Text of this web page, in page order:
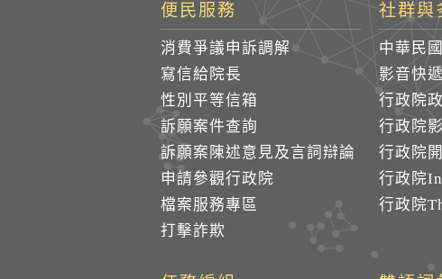
便民服務
消費爭議申訴調解
寫信給院長
性別平等信箱
訴願案件查詢
訴願案陳述意見及言詞辯論
申請參觀行政院
檔案服務專區
打擊詐欺
社群與
中華民
影音快遞
行政院
行政院
行政院
行政院
行政院